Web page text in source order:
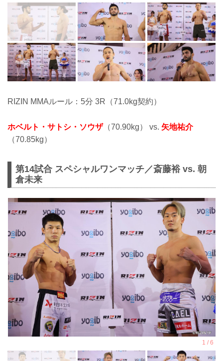
RIZIN MMAルール：5分 3R（71.0kg契約）
ホベルト・サトシ・ソウザ（70.90kg） vs. 矢地祐介
（70.85kg）
第14試合 スペシャルワンマッチ／斎藤裕 vs. 朝
倉未来